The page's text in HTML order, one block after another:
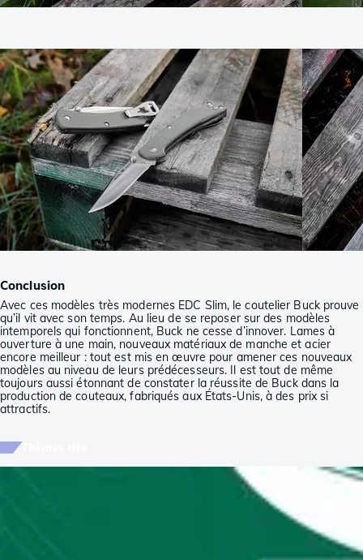
Conclusion
Avec ces modèles très modernes EDC Slim, le coutelier Buck prouve
qu’il vit avec son temps. Au lieu de se reposer sur des modèles
intemporels qui fonctionnent, Buck ne cesse d’innover. Lames à
ouverture à une main, nouveaux matériaux de manche et acier
encore meilleur : tout est mis en œuvre pour amener ces nouveaux
modèles au niveau de leurs prédécesseurs. Il est tout de même
toujours aussi étonnant de constater la réussite de Buck dans la
production de couteaux, fabriqués aux États-Unis, à des prix si
attractifs.